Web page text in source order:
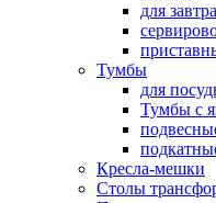
для
Тумбы
для
Тумбы с
Кресла-мешки
Столы